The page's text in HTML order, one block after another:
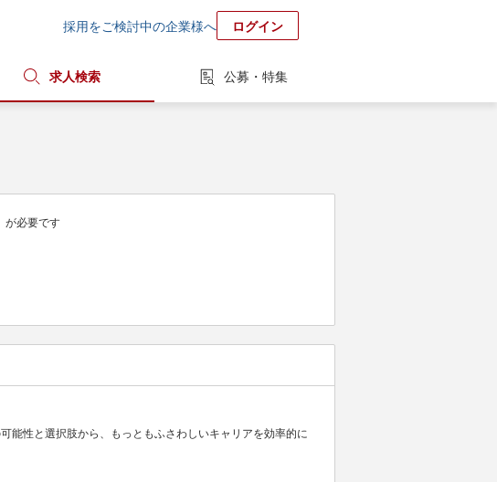
採用をご検討中の企業様へ ログイン
求人検索 公募・特集
が必要です
能性と選択肢から、もっともふさわしいキャリアを効率的に